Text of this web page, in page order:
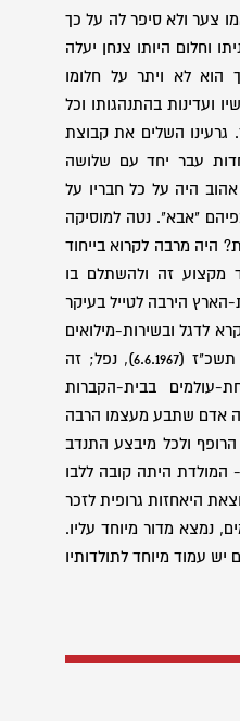
צער ולא סיפר לה על כך
וחלום היותו צנחן יעלה
הוא לא ויתר על חלומו
ועדינות בהתנהגותו וכל
השלים את קבוצת
עבר יחד עם שלושה
אהוב היה על כל חבריו על
"אבא". נטה למוסיקה
היה מרבה לקרוא בייחוד
מקצוע זה ולהשתלם בו
הארץ הירבה לטייל בעיקר
לדגל ובשירות-מילואים
זה, ביום השני לקרבות, הוא כ"ז באייר תשכ"ז (6.6.1967), נפל; זה
עולמים בבית-הקברות
אדם שתבע מעצמו הרבה
הרופף ולכל מיבצע התנדב
היתה קובה ללבו
היאחזות גרופית לזכר
נמצא מדור מיוחד עליו.
עמוד מיוחד לתולדותיו